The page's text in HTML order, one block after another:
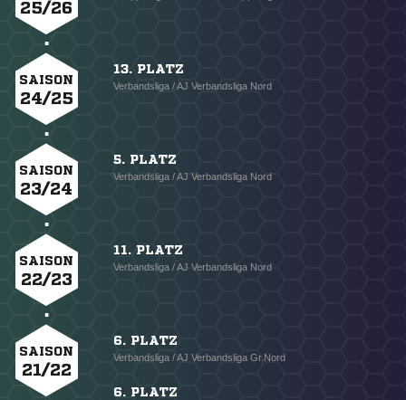
25/26
SAISON
24/25
13. PLATZ
Verbandsliga / AJ Verbandsliga Nord
SAISON
23/24
5. PLATZ
Verbandsliga / AJ Verbandsliga Nord
SAISON
22/23
11. PLATZ
Verbandsliga / AJ Verbandsliga Nord
SAISON
21/22
6. PLATZ
Verbandsliga / AJ Verbandsliga Gr.Nord
6. PLATZ